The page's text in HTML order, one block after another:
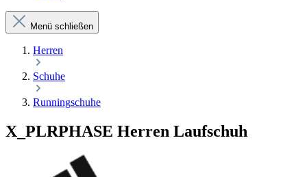
Menü schließen
Herren
Schuhe
Runningschuhe
X_PLRPHASE Herren Laufschuh